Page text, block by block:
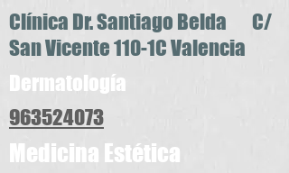
Clínica Dr. Santiago Belda C/
San Vicente 110-1C Valencia
Dermatología
963524073
Medicina Estética